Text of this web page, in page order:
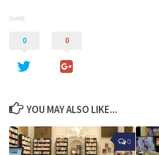
SHARE
0 0
YOU MAY ALSO LIKE...
0